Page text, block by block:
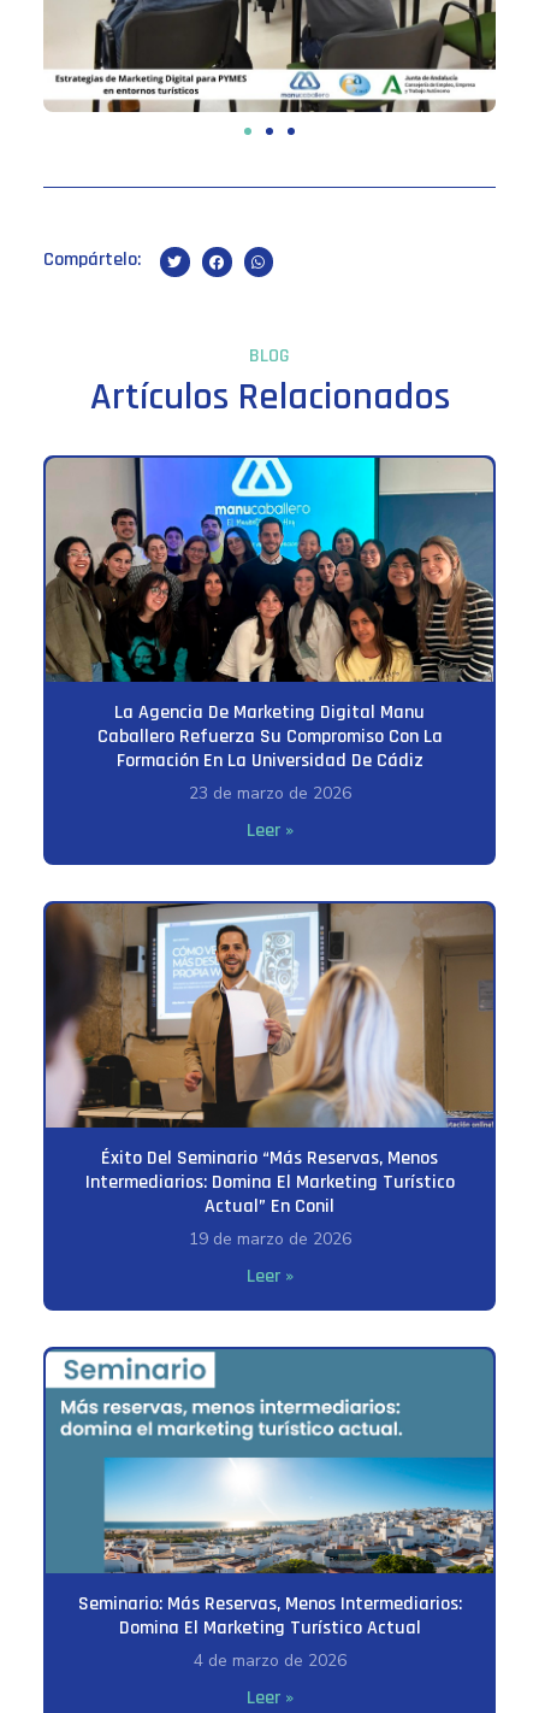
Compártelo:
BLOG
Artículos Relacionados
La Agencia De Marketing Digital Manu
Caballero Refuerza Su Compromiso Con La
Formación En La Universidad De Cádiz
23 de marzo de 2026
Leer »
Éxito Del Seminario “Más Reservas, Menos
Intermediarios: Domina El Marketing Turístico
Actual” En Conil
19 de marzo de 2026
Leer »
Seminario: Más Reservas, Menos Intermediarios:
Domina El Marketing Turístico Actual
4 de marzo de 2026
Leer »